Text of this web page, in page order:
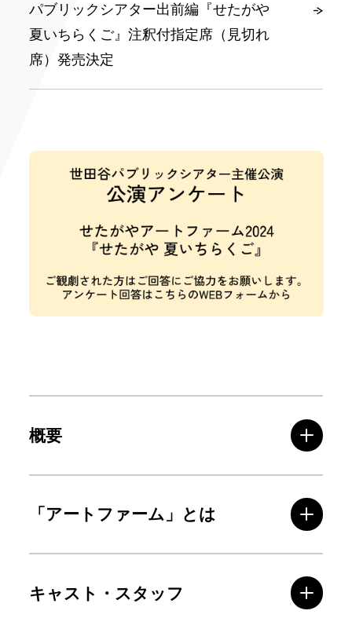
パブリックシアター出前編『せたがや
夏いちらくご』注釈付指定席（見切れ
席）発売決定
概要
「アートファーム」とは
キャスト・スタッフ